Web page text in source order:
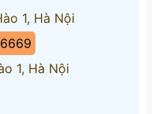
1, Hà Nội
1, Hà Nội